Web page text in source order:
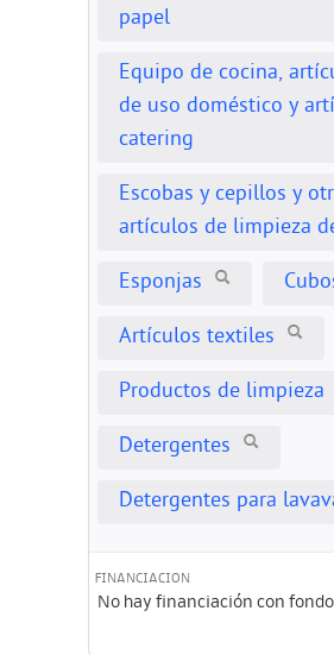
papel
Equipo de cocina,
de uso doméstico y
catering
Escobas y cepillos y
artículos de limpieza
Esponjas
Artículos textiles
Productos de limpieza
Detergentes
Detergentes para
FINANCIACION
No hay financiación con